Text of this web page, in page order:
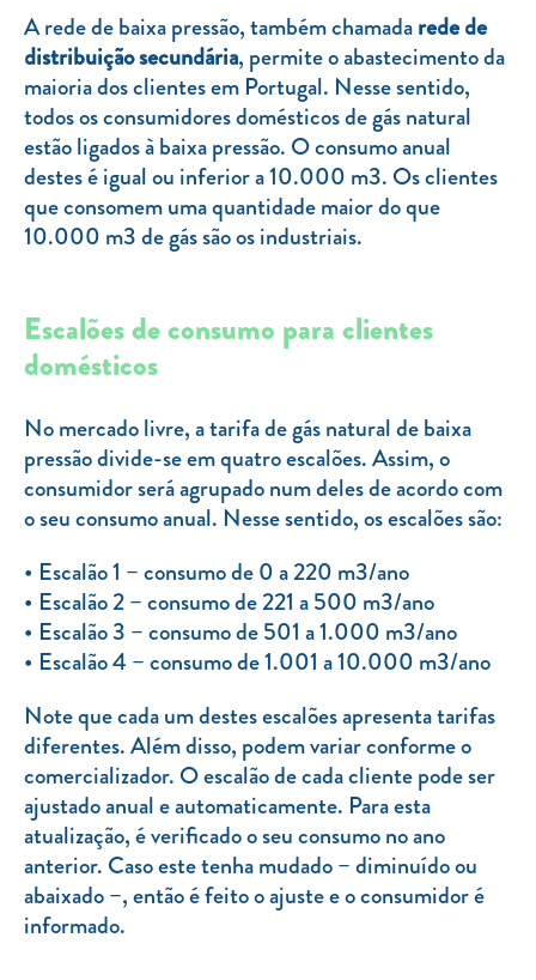
A rede de baixa pressão, também chamadarede de
distribuição secundária, permite o abastecimento da
maioria dos clientes em Portugal. Nesse sentido,
todos os consumidores domésticos de gás natural
estão ligados à baixa pressão. O consumo anual
destes é igual ou inferior a 10.000 m3. Os clientes
que consomem uma quantidade maior do que
10.000 m3 de gás são os industriais.
Escalões de consumo para clientes
domésticos
No mercado livre, a tarifa de gás natural de baixa
pressão divide-se em quatro escalões. Assim, o
consumidor será agrupado num deles de acordo com
o seu consumo anual. Nesse sentido, os escalões são:
Escalão 1 – consumo de 0 a 220 m3/ano
Escalão 2 – consumo de 221 a 500 m3/ano
Escalão 3 – consumo de 501 a 1.000 m3/ano
Escalão 4 – consumo de 1.001 a 10.000 m3/ano
Note que cada um destes escalões apresenta tarifas
diferentes. Além disso, podem variar conforme o
comercializador. O escalão de cada cliente pode ser
ajustado anual e automaticamente. Para esta
atualização, é verificado o seu consumo no ano
anterior. Caso este tenha mudado – diminuído ou
abaixado –, então é feito o ajuste e o consumidor é
informado.